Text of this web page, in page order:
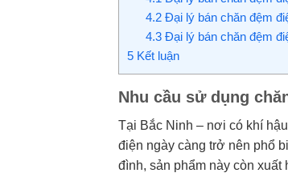
4.2Đại lý bán chăn đệm
4.3Đại lý bán chăn đệm
5 Kết luận
Nhu cầu sử dụng
Tại Bắc Ninh – nơi có khí
điện ngày càng trở nên phổ
đình, sản phẩm này còn xuất